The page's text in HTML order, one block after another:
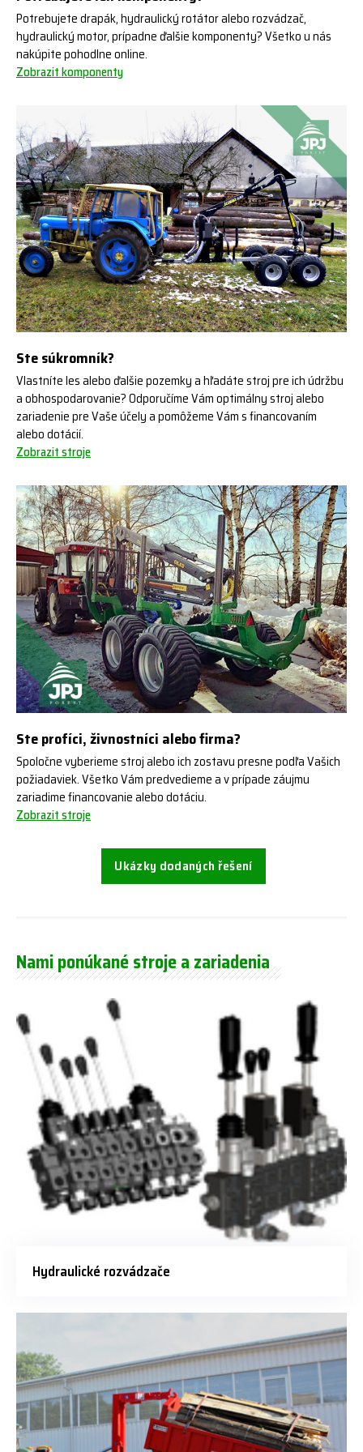
Potrebujete drapák, hydraulický rotátor alebo rozvádzač,
hydraulický motor, prípadne ďalšie komponenty? Všetko u nás
nakúpite pohodlne online.
Zobrazit komponenty
Ste súkromník?
Vlastníte les alebo ďalšie pozemky a hľadáte stroj pre ich údržbu
a obhospodarovanie? Odporučíme Vám optimálny stroj alebo
zariadenie pre Vaše účely a pomôžeme Vám s financovaním
alebo dotácií.
Zobrazit stroje
Ste profíci, živnostníci alebo firma?
Spoločne vyberieme stroj alebo ich zostavu presne podľa Vašich
požiadaviek. Všetko Vám predvedieme a v prípade záujmu
zariadime financovanie alebo dotáciu.
Zobrazit stroje
Ukázky dodaných řešení
Nami ponúkané stroje a zariadenia
Hydraulické rozvádzače